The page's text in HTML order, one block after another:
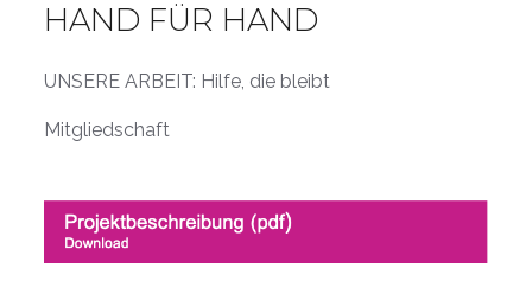
HAND FÜR HAND
UNSERE ARBEIT: Hilfe, die bleibt
Mitgliedschaft